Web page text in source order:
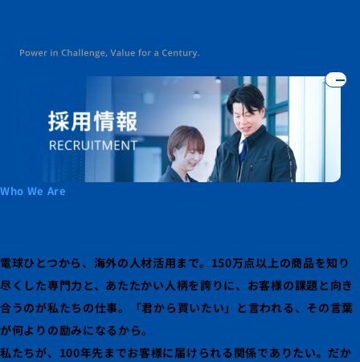
Who We Are
電球ひとつから、海外の人材活用まで。 150万点以上の商品を知り
尽くした専門力と、 あたたかい人柄を誇りに、お客様の課題と向き
合うのが私たちの仕事。
「君から買いたい」と言われる、その言葉
が何よりの励みになるから。
私たちが、100年先までお客様に届けられる関係でありたい。 だか